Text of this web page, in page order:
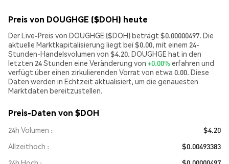
Preis von DOUGHGE ($DOH) heute
Der Live-Preis von DOUGHGE ($DOH) beträgt $0.00000497. Die
aktuelle Marktkapitalisierung liegt bei $0.00, mit einem 24-
Stunden-Handelsvolumen von $4.20. DOUGHGE hat in den
letzten 24 Stunden eine Veränderung von +0.00% erfahren und
verfügt über einen zirkulierenden Vorrat von etwa 0.00. Diese
Daten werden in Echtzeit aktualisiert, um die genauesten
Marktdaten bereitzustellen.
Preis-Daten von $DOH
24h Volumen
$4.20
Allzeithoch
$0.00493383